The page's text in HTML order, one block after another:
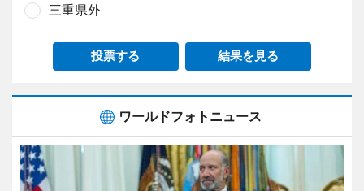
三重県外
投票する 結果を見る
ワールドフォトニュース